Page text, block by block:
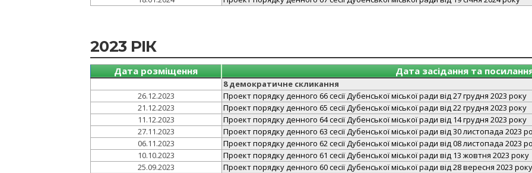
2023 РІК
Дата розміщення Дата засідання та
8 демократичне скликання
26.12.2023
Проект порядку денного 66 сесії Дубенської міської ради від 27 грудня 2023 року
21.12.2023
Проект порядку денного 65 сесії Дубенської міської ради від 22 грудня 2023 року
11.12.2023
Проект порядку денного 64 сесії Дубенської міської ради від 14 грудня 2023 року
27.11.2023
Проект порядку денного 63 сесії Дубенської міської ради від 30 листопада 2023
06.11.2023
Проект порядку денного 62 сесії Дубенської міської ради від 08 листопада 2023
10.10.2023
Проект порядку денного 61 сесії Дубенської міської ради від 13 жовтня 2023 року
25.09.2023
Проект порядку денного 60 сесії Дубенської міської ради від 28 вересня 2023 року